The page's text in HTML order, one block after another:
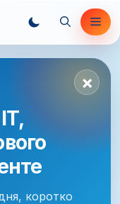
×
коротко